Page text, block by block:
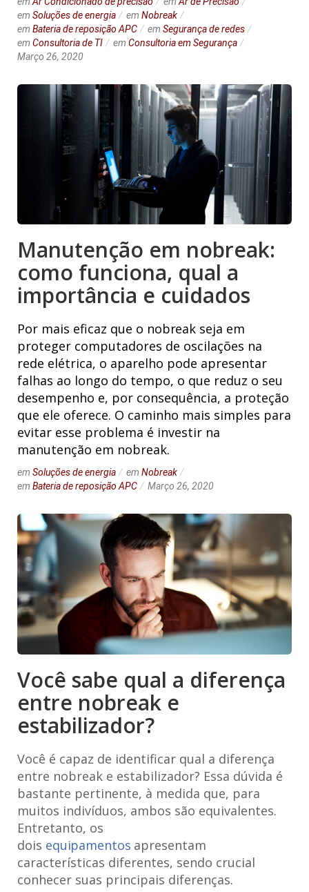
em Soluções de energia em Nobreak
em Bateria de reposição APC em Segurança de redes
em Consultoria de TI em Consultoria em Segurança
Março 26, 2020
Manutenção em nobreak:
como funciona, qual a
importância e cuidados
Por mais eficaz que o nobreak seja em
proteger computadores de oscilações na
rede elétrica, o aparelho pode apresentar
falhas ao longo do tempo, o que reduz o seu
desempenho e, por consequência, a proteção
que ele oferece. O caminho mais simples para
evitar esse problema é investir na
manutenção em nobreak.
em Soluções de energia em Nobreak
em Bateria de reposição APC Março 26, 2020
Você sabe qual a diferença
entre nobreak e
estabilizador?
Você é capaz de identificar qual a diferença
entre nobreak e estabilizador? Essa dúvida é
bastante pertinente, à medida que, para
muitos indivíduos, ambos são equivalentes.
Entretanto, os
dois equipamentos apresentam
características diferentes, sendo crucial
conhecer suas principais diferenças.